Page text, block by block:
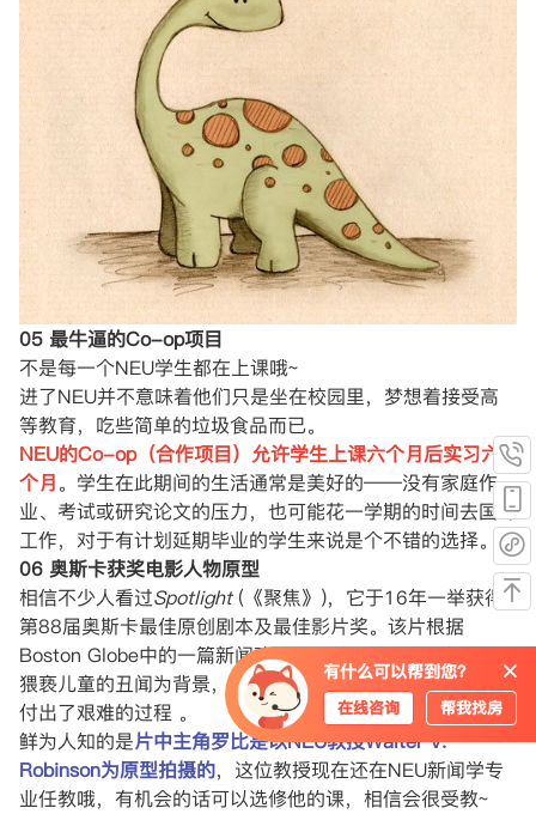
05 最牛逼的Co-op项目
不是每一个NEU学生都在上课哦~
进了NEU并不意味着他们只是坐在校园里，梦想着接受高
等教育，吃些简单的垃圾食品而已。
NEU的Co-op（合作项目）允许学生上课六个月后实习六
个月。学生在此期间的生活通常是美好的——没有家庭作
业、考试或研究论文的压力，也可能花一学期的时间去国外
工作，对于有计划延期毕业的学生来说是个不错的选择。
06 奥斯卡获奖电影人物原型
相信不少人看过Spotlight(《聚焦》)，它于16年一举获得
第88届奥斯卡最佳原创剧本及最佳影片奖。该片根据
Boston Globe中的一篇新闻改编，以美国神职人员奸污和
猥亵儿童的丑闻为背景，讲述了几位记者为了找出事实真相
付出了艰难的过程 。
鲜为人知的是片中主角罗比是以NEU教授Walter V.
Robinson为原型拍摄的，这位教授现在还在NEU新闻学专
业任教哦，有机会的话可以选修他的课，相信会很受教~
有什么可以帮到您？
在线咨询 帮我找房